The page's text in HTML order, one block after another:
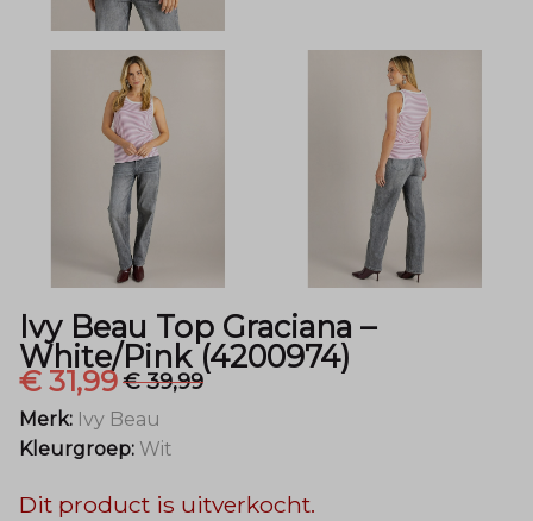
White/Pink
(4200974)
Menger
Mode
Ivy Beau Top Graciana –
White/Pink (4200974)
€ 31,99€ 39,99
Merk: Ivy Beau
Kleurgroep: Wit
Dit product is uitverkocht.